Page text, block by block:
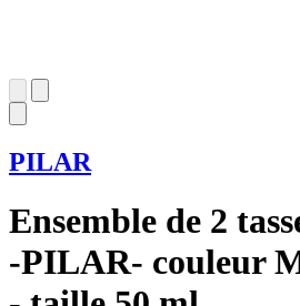
PILAR
Ensemble de 2
-PILAR- couleur